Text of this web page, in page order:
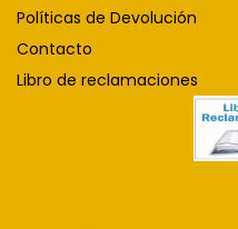
Políticas de Devolución
Contacto
Libro de reclamaciones